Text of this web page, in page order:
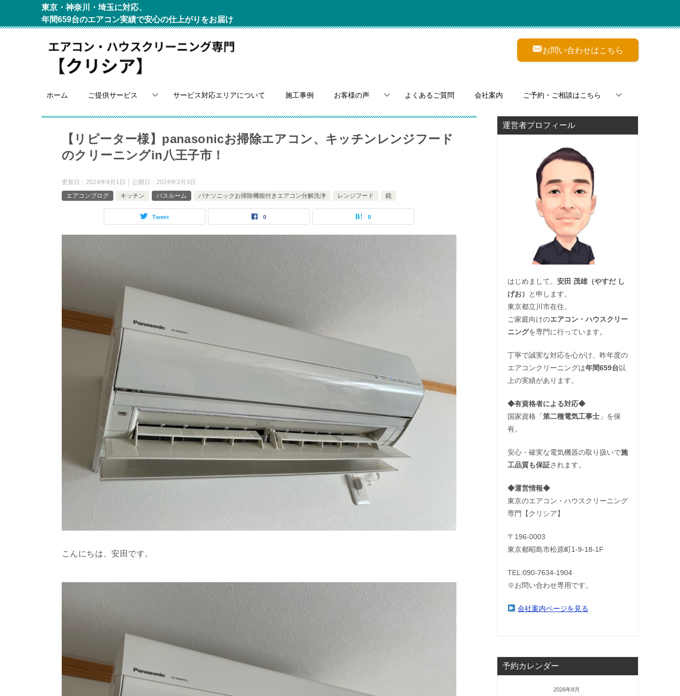
東京・神奈川・埼玉に対応、
年間659台のエアコン実績で安心の仕上がりをお届け
お問い合わせはこちら
ホーム ご提供サービス サービス対応エリアについて 施工事例 お客様の声 よくあるご質問 会社案内 ご予約・ご相談はこちら
【リピーター様】panasonicお掃除エアコン、キッチンレンジフード
のクリーニングin八王子市！
更新日： 2024年4月1日 公開日： 2024年3月3日
エアコンブログ
キッチン バスルーム パナソニックお掃除機能付きエアコン分解洗浄 レンジフード 鏡
Tweet 0 0
こんにちは、安田です。
運営者プロフィール
はじめまして。 安田 茂雄（やすだ し
げお）
と申します。
東京都立川市在住。
ご家庭向けのエアコン・ハウスクリー
ニングを専門に行っています。
丁寧で誠実な対応を心がけ、昨年度の
エアコンクリーニングは年間659台以
上の実績があります。
◆有資格者による対応◆
国家資格「第二種電気工事士 」を保
有。
安心・確実な電気機器の取り扱いで施
工品質も保証されます。
◆運営情報◆
東京のエアコン・ハウスクリーニング
専門【クリシア】
〒196-0003
東京都昭島市松原町1-9‐18‐1F
TEL:090-7634-1904
※お問い合わせ専用です。
会社案内ページを見る
予約カレンダー
2026年8月